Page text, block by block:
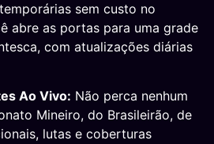
temporárias sem custo no
abre as portas para uma grade
com atualizações diárias
Ao Vivo: Não perca nenhum
Mineiro, do Brasileirão, de
lutas e coberturas